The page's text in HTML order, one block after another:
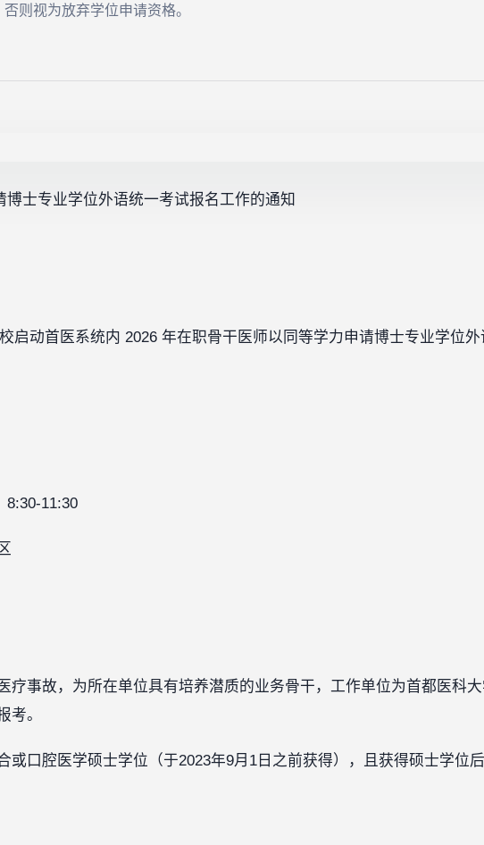
则视为放弃学位申请资格。
士专业学位外语统一考试报名工作的通知
启动首医系统内 2026 年在职骨干医师以同等学力申请博士专业学位外
8:30-11:30
疗事故，为所在单位具有培养潜质的业务骨干，工作单位为首都医科
考。
或口腔医学硕士学位（于2023年9月1日之前获得），且获得硕士学位